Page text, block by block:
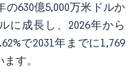
の630億5,000万米ドルか
に成長し、2026年から
で2031年までに1,769
す。